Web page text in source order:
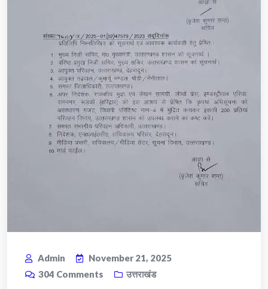
Admin
November 21, 2025
304 Comments उत्तराखंड